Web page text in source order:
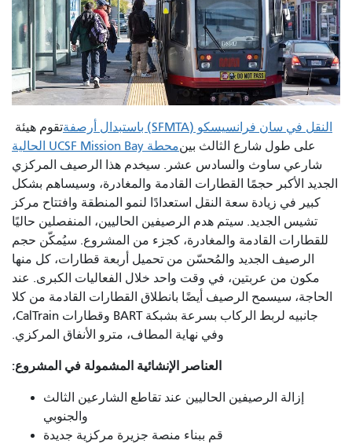
تقوم هيئةالنقل في سان فرانسيسكو (SFMTA) باستبدال أرصفة
محطة UCSF Mission Bay الحاليةعلى طول شارع الثالث بين
شارعي ساوث والسادس عشر. سيخدم هذا الرصيف المركزي
الجديد الأكبر حجمًا القطارات القادمة والمغادرة، وسيساهم بشكل
كبير في زيادة سعة النقل استعدادًا لنمو المنطقة وافتتاح مركز
تشيس الجديد. سيتم هدم الرصيفين الحاليين، المنفصلين حاليًا
للقطارات القادمة والمغادرة، كجزء من المشروع. سيُمكّن حجم
الرصيف الجديد والمُحسّن من تحميل أربعة قطارات، كل منها
مكون من عربتين، في وقت واحد خلال الفعاليات الكبرى. عند
الحاجة، سيسمح الرصيف أيضًا بانطلاق القطارات القادمة من كلا
جانبيه لربط الركاب بسرعة بشبكة BART وقطارات CalTrain،
وفي نهاية المطاف، مترو الأنفاق المركزي.
العناصر الإنشائية المشمولة في المشروع:
إزالة الرصيفين الحاليين عند تقاطع الشارعين الثالث
والجنوبي
قم ببناء منصة جزيرة مركزية جديدة